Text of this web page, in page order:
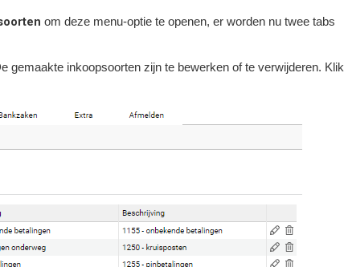
om deze menu-optie te openen, er worden nu twee tabs
gemaakte inkoopsoorten zijn te bewerken of te verwijderen. Klik